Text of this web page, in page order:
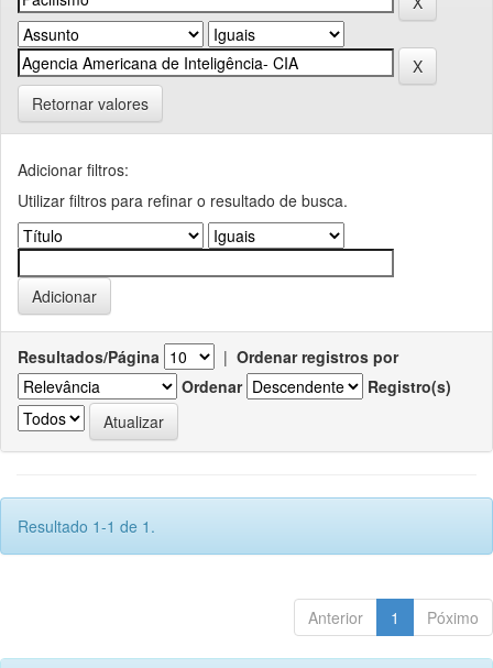
Retornar valores
Adicionar filtros:
Utilizar filtros para refinar o resultado de busca.
Resultados/Página | Ordenar registros por
Ordenar
Registro(s)
Resultado 1-1 de 1.
Anterior 1 Póximo